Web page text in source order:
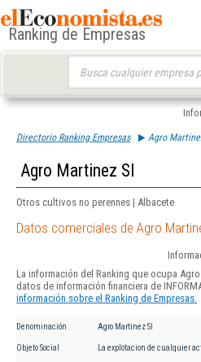
Ranking de Empresas
Directorio Ranking Empresas Agro
Agro Martinez Sl
Otros cultivos no perennes | Albacete
Datos comerciales de Agro
La información del Ranking que ocupa
datos de información financiera de
información sobre el Ranking de Empresas.
Denominación Agro Martinez Sl
Objeto Social La explotacion de cualquier